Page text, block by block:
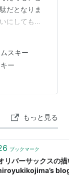
だとなりま
にしても、
近の気候変
くなりそう
はないでし
れからの人
難に力を入
スキー
ー
もっと見る
ブックマーク
リバーサックスの